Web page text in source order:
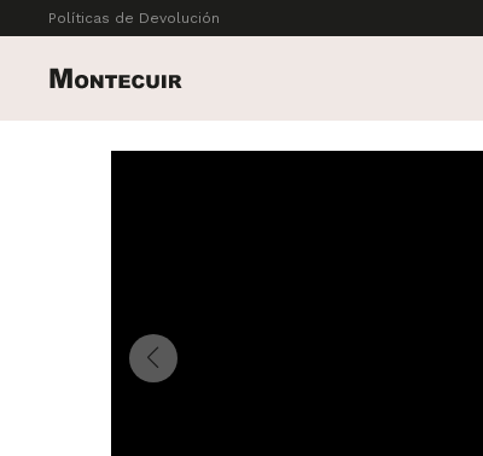
Políticas de Devolución